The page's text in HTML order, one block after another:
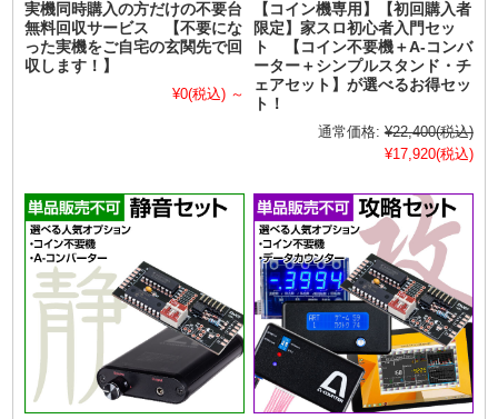
実機同時購入の方だけの不要台
無料回収サービス 【不要にな
った実機をご自宅の玄関先で回
収します！】
¥0(税込) ～
【コイン機専用】【初回購入者
限定】家スロ初心者入門セッ
ト 【コイン不要機＋A-コンバ
ーター＋シンプルスタンド・チ
ェアセット】が選べるお得セッ
ト！
通常価格: ¥22,400(税込)
¥17,920(税込)